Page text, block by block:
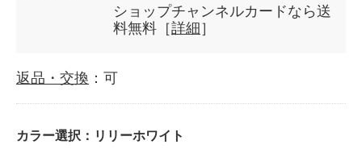
ショップチャンネルカードなら送
料無料［詳細 ］
返品・交換 ：可
カラー選択： リリーホワイト